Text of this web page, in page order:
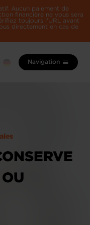
Aucun paiement de
financière ne vous sera
toujours l'URL avant
directement en cas de
Navigation